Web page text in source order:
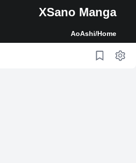
XSano Manga
Home
/
AoAshi